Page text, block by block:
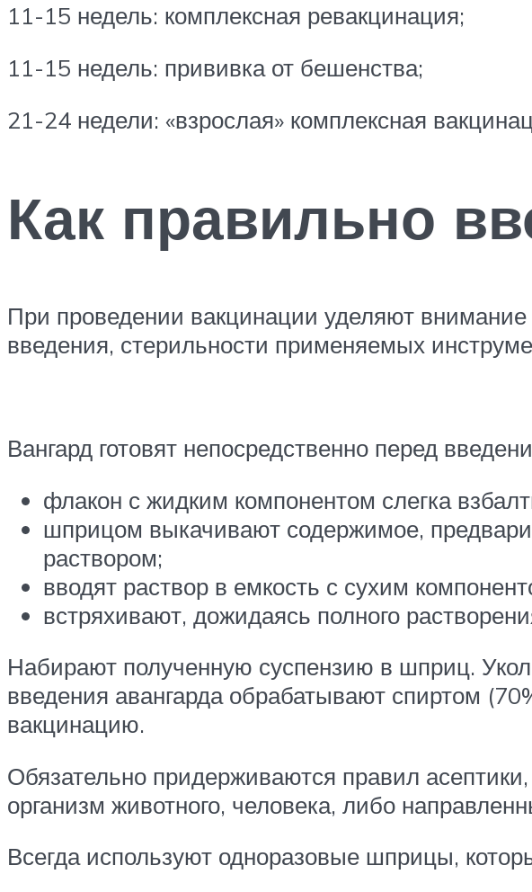
11-15 недель: комплексная ревакцинация;
11-15 недель: прививка от бешенства;
21-24 недели: «взрослая» комплексная
Как правильно
При проведении вакцинации уделяют
введения, стерильности применяемых
Вангард готовят непосредственно перед
флакон с жидким компонентом слегка
шприцом выкачивают содержимое,
раствором;
вводят раствор в емкость с сухим
встряхивают, дожидаясь полного
Набирают полученную суспензию в шприц.
введения авангарда обрабатывают спиртом
вакцинацию.
Обязательно придерживаются правил
организм животного, человека, либо
Всегда используют одноразовые шприцы,